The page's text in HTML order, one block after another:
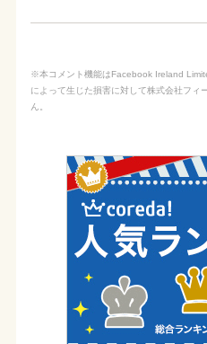
※本コメント機能はFacebook Ireland
によって生じた損害に対して株式会社フィ
ん。